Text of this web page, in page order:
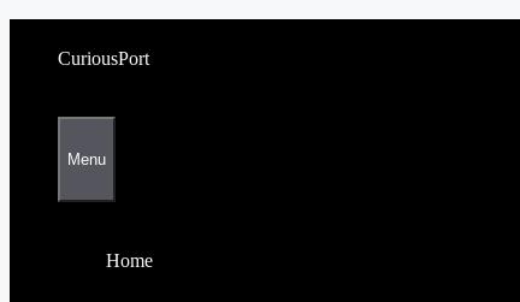
content
CuriousPort
Menu
Home